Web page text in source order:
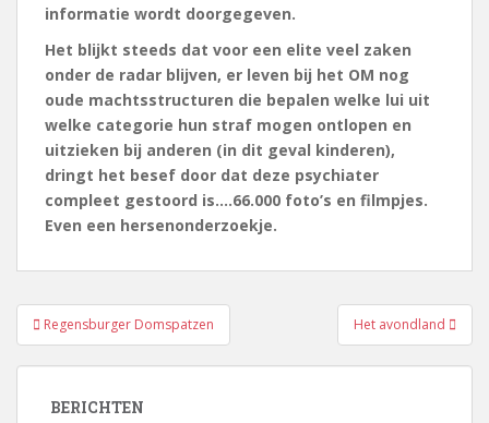
informatie wordt doorgegeven.
Het blijkt steeds dat voor een elite veel zaken
onder de radar blijven, er leven bij het OM nog
oude machtsstructuren die bepalen welke lui uit
welke categorie hun straf mogen ontlopen en
uitzieken bij anderen (in dit geval kinderen),
dringt het besef door dat deze psychiater
compleet gestoord is….66.000 foto’s en filmpjes.
Even een hersenonderzoekje.
Bericht
navigatie
Regensburger Domspatzen Het avondland
BERICHTEN